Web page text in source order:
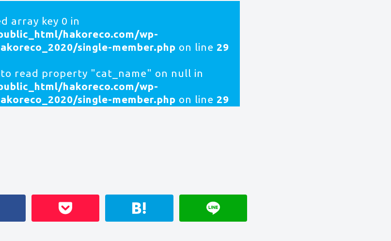
array key 0 in
hakoreco.com/wp-
single-member.php on line 29
read property "cat_name" on null in
hakoreco.com/wp-
single-member.php on line 29